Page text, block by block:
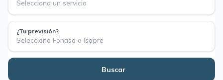
Selecciona un servicio
¿Tu previsión?
Selecciona Fonasa o Isapre
Buscar
No hay telemedicina disponible para esta
especialidad.